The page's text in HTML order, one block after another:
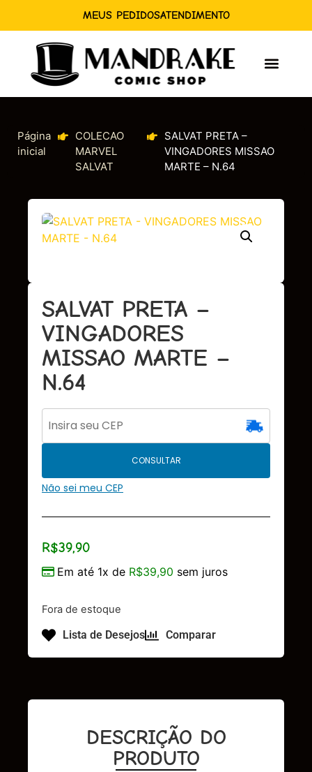
MEUS PEDIDOSATENDIMENTO
Página
inicial
COLECAO
MARVEL
SALVAT
SALVAT PRETA –
VINGADORES MISSAO
MARTE – N.64
SALVAT PRETA –
VINGADORES
MISSAO MARTE –
N.64
CONSULTAR
Não sei meu CEP
R$39,90
Em até 1x de R$39,90 sem juros
Fora de estoque
Lista de Desejos Comparar
DESCRIÇÃO DO
PRODUTO